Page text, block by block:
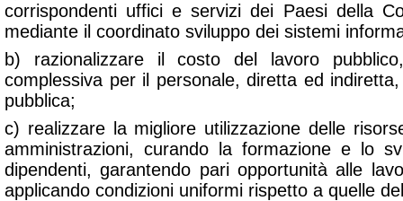
corrispondenti uffici e servizi dei Paesi della
mediante il coordinato sviluppo dei sistemi
b) razionalizzare il costo del lavoro
complessiva per il personale, diretta ed
pubblica;
c) realizzare la migliore utilizzazione delle
amministrazioni, curando la formazione e lo
dipendenti, garantendo pari opportunità alle
applicando condizioni uniformi rispetto a quelle